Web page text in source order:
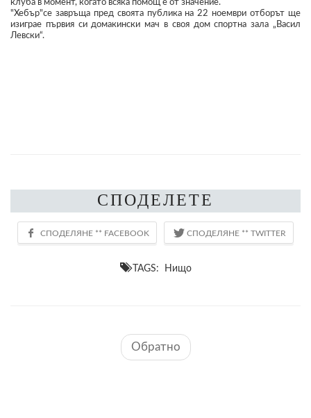
клуба в момент, когато всяка помощ е от значение.
"Хебър"се завръща пред своята публика на 22 ноември отборът ще
изиграе първия си домакински мач в своя дом спортна зала „Васил
Левски“.
СПОДЕЛЕТЕ
TAGS: Нищо
Обратно